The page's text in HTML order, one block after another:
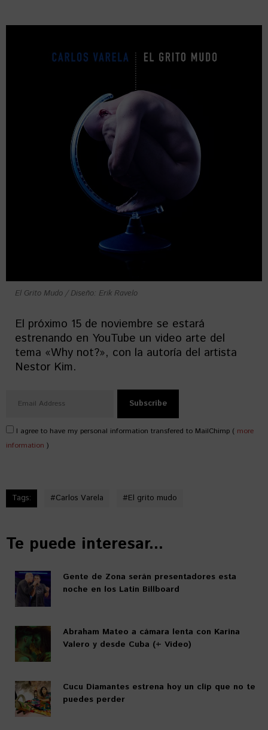
El Grito Mudo / Diseño: Erik Ravelo
El próximo 15 de noviembre se estará
estrenando en YouTube un video arte del
tema «Why not?», con la autoría del artista
Nestor Kim.
I agree to have my personal information transfered to MailChimp ( more
information )
Tags: #Carlos Varela #El grito mudo
Te puede interesar...
Gente de Zona serán presentadores esta
noche en los Latin Billboard
Abraham Mateo a cámara lenta con Karina
Valero y desde Cuba (+ Video)
Cucu Diamantes estrena hoy un clip que no te
puedes perder